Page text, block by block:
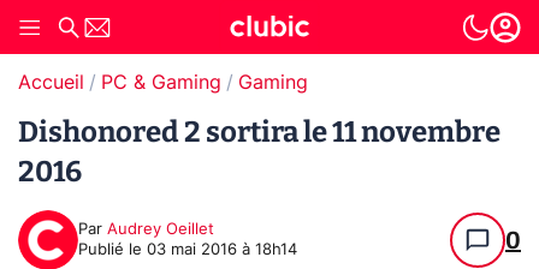
Accueil PC & Gaming Gaming
Dishonored 2 sortira le 11 novembre
2016
Par Audrey Oeillet
Publié le 03 mai 2016 à 18h14 0